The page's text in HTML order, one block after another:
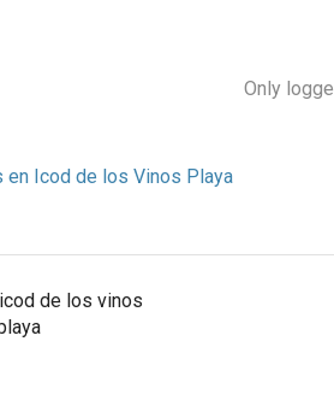
Only
en Icod de los Vinos Playa